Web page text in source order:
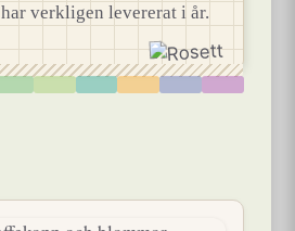
har verkligen levererat i år.